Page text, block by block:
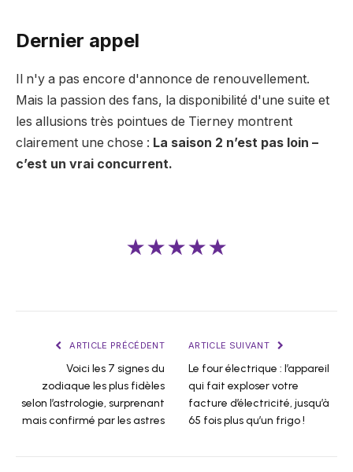
Dernier appel
Il n'y a pas encore d'annonce de renouvellement.
Mais la passion des fans, la disponibilité d'une suite et
les allusions très pointues de Tierney montrent
clairement une chose : La saison 2 n’est pas loin –
c’est un vrai concurrent.
★★★★★
ARTICLE PRÉCÉDENT
Voici les 7 signes du
zodiaque les plus fidèles
selon l’astrologie, surprenant
mais confirmé par les astres
ARTICLE SUIVANT
Le four électrique : l’appareil
qui fait exploser votre
facture d’électricité, jusqu’à
65 fois plus qu’un frigo !